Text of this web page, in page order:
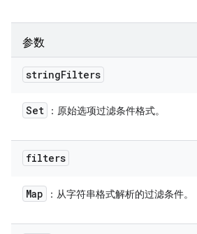
参数
stringFilters
Set ：原始选项过滤条件格式。
filters
Map ：从字符串格式解析的过滤条件。